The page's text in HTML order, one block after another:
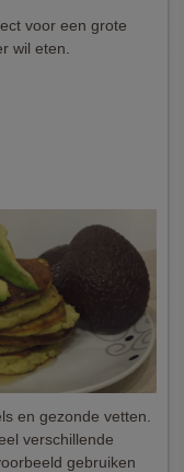
voor een grote
wil eten.
en gezonde vetten.
verschillende
gebruiken